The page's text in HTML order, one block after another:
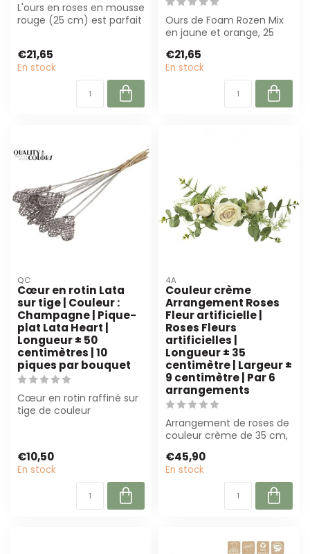
L'ours en roses en mousse
rouge (25 cm) est parfait
€21,65
En stock
Ours de Foam Rozen Mix
en jaune et orange, 25
Parfait pou...
€21,65
En stock
QC
Cœur en rotin Lata
sur tige | Couleur :
Champagne | Pique-
plat Lata Heart |
Longueur ± 50
centimètres | 10
piques par bouquet
Cœur en rotin raffiné sur
tige de couleur
€10,50
En stock
4A
Couleur crème
Arrangement Roses
Fleur artificielle |
Roses Fleurs
artificielles |
Longueur ± 35
centimètre | Largeur ±
9 centimètre | Par 6
arrangements
Arrangement de roses de
couleur crème de 35 cm,
jours s...
€45,90
En stock